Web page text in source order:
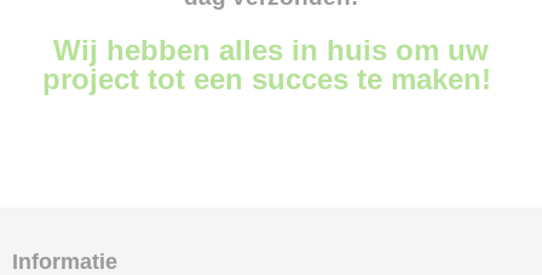
Wij hebben alles in huis om uw
project tot een succes te maken!
Informatie